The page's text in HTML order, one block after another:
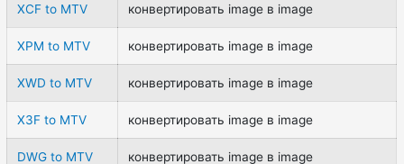
XCF to MTV конвертировать image в image
XPM to MTV конвертировать image в image
XWD to MTV конвертировать image в image
X3F to MTV конвертировать image в image
DWG to MTV конвертировать image в image